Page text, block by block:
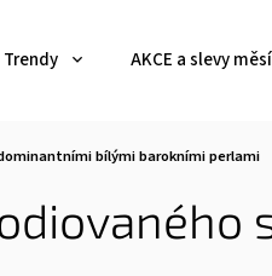
Trendy AKCE a slevy
bílými barokními perlami